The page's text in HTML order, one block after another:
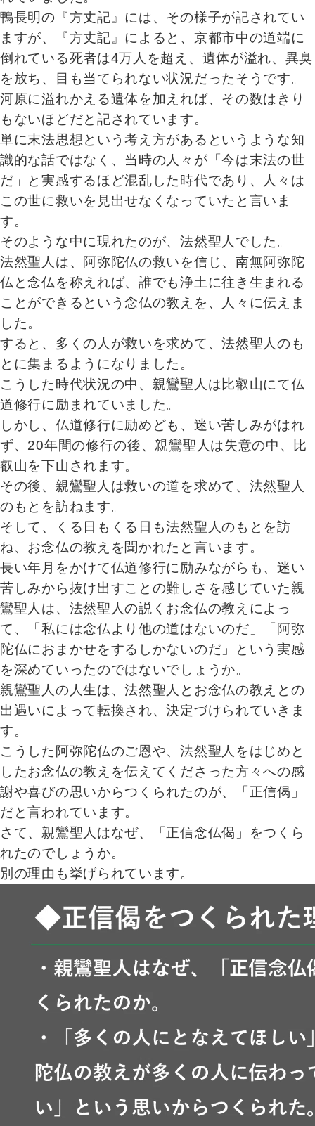
鴨長明の『方丈記』には、その様子が記されてい
ますが、『方丈記』によると、京都市中の道端に
倒れている死者は4万人を超え、遺体が溢れ、異臭
を放ち、目も当てられない状況だったそうです。
河原に溢れかえる遺体を加えれば、その数はきり
もないほどだと記されています。
単に末法思想という考え方があるというような知
識的な話ではなく、当時の人々が「今は末法の世
だ」と実感するほど混乱した時代であり、人々は
この世に救いを見出せなくなっていたと言いま
す。
そのような中に現れたのが、法然聖人でした。
法然聖人は、阿弥陀仏の救いを信じ、南無阿弥陀
仏と念仏を称えれば、誰でも浄土に往き生まれる
ことができるという念仏の教えを、人々に伝えま
した。
すると、多くの人が救いを求めて、法然聖人のも
とに集まるようになりました。
こうした時代状況の中、親鸞聖人は比叡山にて仏
道修行に励まれていました。
しかし、仏道修行に励めども、迷い苦しみがはれ
ず、20年間の修行の後、親鸞聖人は失意の中、比
叡山を下山されます。
その後、親鸞聖人は救いの道を求めて、法然聖人
のもとを訪ねます。
そして、くる日もくる日も法然聖人のもとを訪
ね、お念仏の教えを聞かれたと言います。
長い年月をかけて仏道修行に励みながらも、迷い
苦しみから抜け出すことの難しさを感じていた親
鸞聖人は、法然聖人の説くお念仏の教えによっ
て、「私には念仏より他の道はないのだ」「阿弥
陀仏におまかせをするしかないのだ」という実感
を深めていったのではないでしょうか。
親鸞聖人の人生は、法然聖人とお念仏の教えとの
出遇いによって転換され、決定づけられていきま
す。
こうした阿弥陀仏のご恩や、法然聖人をはじめと
したお念仏の教えを伝えてくださった方々への感
謝や喜びの思いからつくられたのが、「正信偈」
だと言われています。
さて、親鸞聖人はなぜ、「正信念仏偈」をつくら
れたのでしょうか。
別の理由も挙げられています。